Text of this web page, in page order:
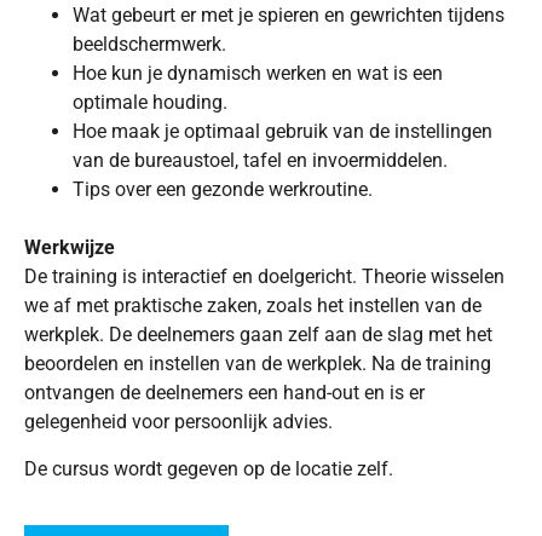
Wat gebeurt er met je spieren en gewrichten tijdens
beeldschermwerk.
Hoe kun je dynamisch werken en wat is een
optimale houding.
Hoe maak je optimaal gebruik van de instellingen
van de bureaustoel, tafel en invoermiddelen.
Tips over een gezonde werkroutine.
Werkwijze
De training is interactief en doelgericht. Theorie wisselen
we af met praktische zaken, zoals het instellen van de
werkplek. De deelnemers gaan zelf aan de slag met het
beoordelen en instellen van de werkplek. Na de training
ontvangen de deelnemers een hand-out en is er
gelegenheid voor persoonlijk advies.
De cursus wordt gegeven op de locatie zelf.